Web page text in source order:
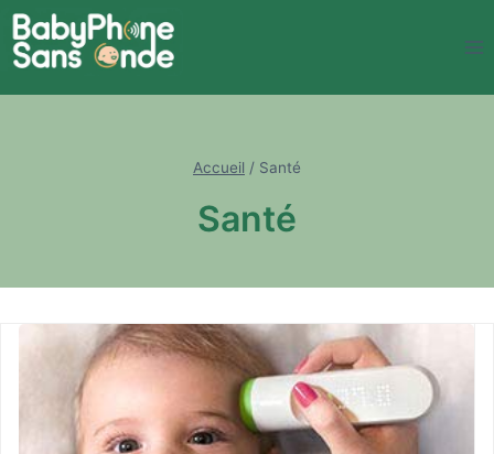
Aller
au
contenu
Accueil / Santé
Santé